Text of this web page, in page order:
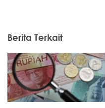
Berita Terkait